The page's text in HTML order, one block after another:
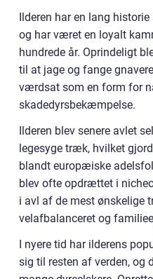
Ilderen har en lang
og har været en loyalt
hundrede år. Oprindeligt
til at jage og fange
værdsat som en form for
skadedyrsbekæmpelse.
Ilderen blev senere avlet
legesyge træk, hvilket
blandt europæiske
blev ofte opdrættet i
i avl af de mest ønskelige
velafbalanceret og
I nyere tid har ilderens
sig til resten af verden, og